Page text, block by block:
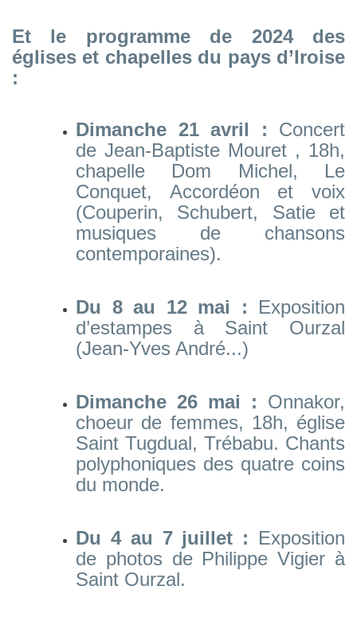
Et le programme de 2024 des
églises et chapelles du pays d’Iroise
:
Dimanche 21 avril : Concert
de Jean-Baptiste Mouret , 18h,
chapelle Dom Michel, Le
Conquet, Accordéon et voix
(Couperin, Schubert, Satie et
musiques de chansons
contemporaines).
Du 8 au 12 mai : Exposition
d’estampes à Saint Ourzal
(Jean-Yves André...)
Dimanche 26 mai : Onnakor,
choeur de femmes, 18h, église
Saint Tugdual, Trébabu. Chants
polyphoniques des quatre coins
du monde.
Du 4 au 7 juillet : Exposition
de photos de Philippe Vigier à
Saint Ourzal.